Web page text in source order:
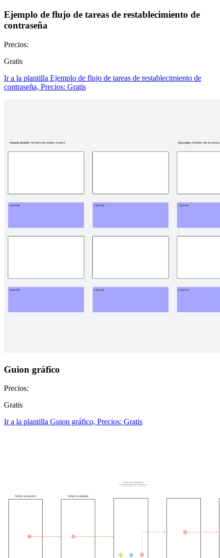
Ejemplo de flujo de tareas de restablecimiento de
contraseña
Precios:
Gratis
Ir a la plantilla Ejemplo de flujo de tareas de restablecimiento de
contraseña, Precios: Gratis
Guion gráfico
Precios:
Gratis
Ir a la plantilla Guion gráfico, Precios: Gratis